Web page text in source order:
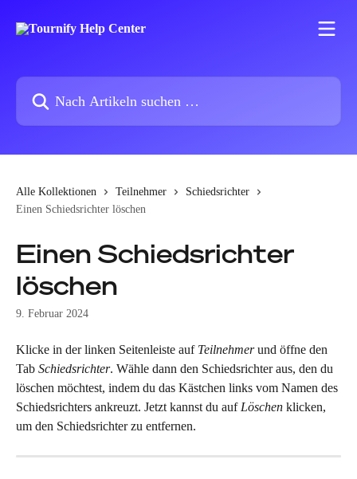
Nach Artikeln suchen …
Alle Kollektionen Teilnehmer
Schiedsrichter
Einen Schiedsrichter löschen
Einen Schiedsrichter
löschen
9. Februar 2024
Klicke in der linken Seitenleiste auf Teilnehmer und öffne den
Tab Schiedsrichter. Wähle dann den Schiedsrichter aus, den du
löschen möchtest, indem du das Kästchen links vom Namen des
Schiedsrichters ankreuzt. Jetzt kannst du auf Löschen klicken,
um den Schiedsrichter zu entfernen.